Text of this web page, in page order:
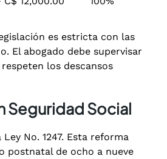
es estricta con las
El abogado debe supervisar
los descansos
Seguridad Social
No. 1247. Esta reforma
postnatal de ocho a nueve